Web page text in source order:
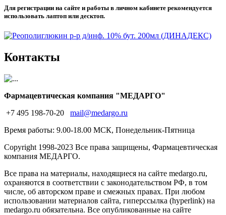
Для регистрации на сайте и работы в личном кабинете рекомендуется
использовать лаптоп или десктоп.
Контакты
Фармацевтическая компания "МЕДАРГО"
+7 495 198-70-20
mail@medargo.ru
Время работы: 9.00-18.00 МСК, Понедельник-Пятница
Copyright 1998-2023 Все права защищены, Фармацевтическая
компания МЕДАРГО.
Все права на материалы, находящиеся на сайте medargo.ru,
охраняются в соответствии с законодательством РФ, в том
числе, об авторском праве и смежных правах. При любом
использовании материалов сайта, гиперссылка (hyperlink) на
medargo.ru обязательна. Все опубликованные на сайте